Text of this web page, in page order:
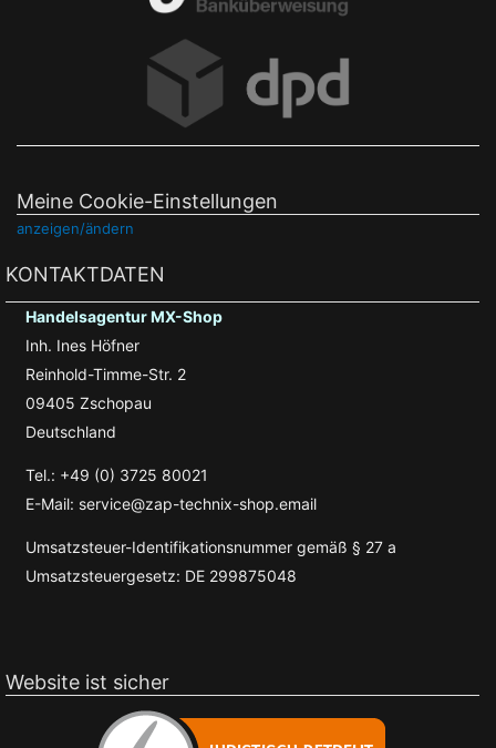
Meine Cookie-Einstellungen
anzeigen/ändern
KONTAKTDATEN
Handelsagentur MX-Shop
Inh. Ines Höfner
Reinhold-Timme-Str. 2
09405 Zschopau
Deutschland
Tel.: +49 (0) 3725 80021
E-Mail: service@zap-technix-shop.email
Umsatzsteuer-Identifikationsnummer gemäß § 27 a
Umsatzsteuergesetz: DE 299875048
Website ist sicher